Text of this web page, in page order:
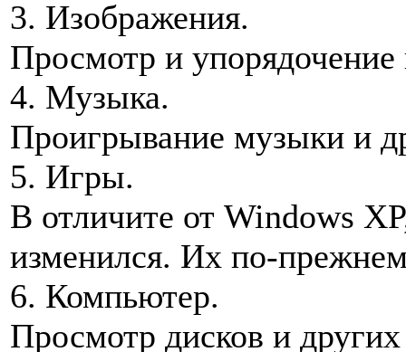
3. Изображения.
Просмотр и
4. Музыка.
Проигрывание музыки и
5. Игры.
В отличите от Windows
изменился. Их по-
6. Компьютер.
Просмотр дисков и